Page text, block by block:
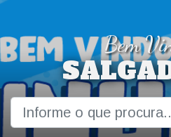
Bem